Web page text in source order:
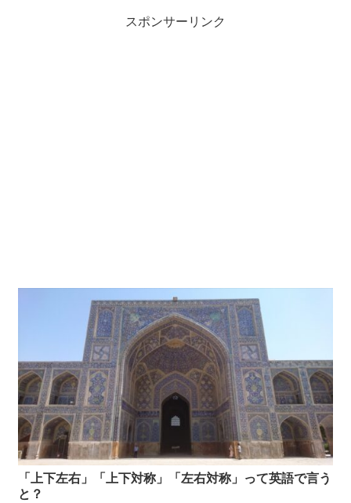
スポンサーリンク
「上下左右」「上下対称」「左右対称」って英語で言う
と？